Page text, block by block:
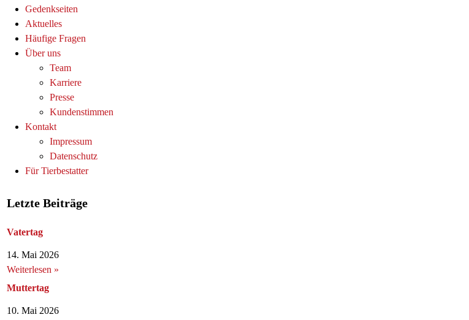
Gedenkseiten
Aktuelles
Häufige Fragen
Über uns
Team
Karriere
Presse
Kundenstimmen
Kontakt
Impressum
Datenschutz
Für Tierbestatter
Letzte Beiträge
Vatertag
14. Mai 2026
Weiterlesen »
Muttertag
10. Mai 2026